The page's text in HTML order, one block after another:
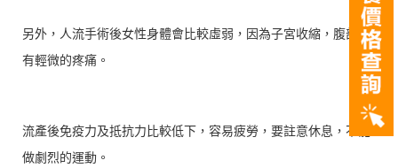
另外，人流手術後女性身體會比較虛弱，因為子宮收縮，腹部會
有輕微的疼痛。
流產後免疫力及抵抗力比較低下，容易疲勞，要註意休息，不能
做劇烈的運動。